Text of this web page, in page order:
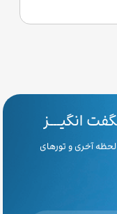
انگیـــز
لحظه آخری و تورهای